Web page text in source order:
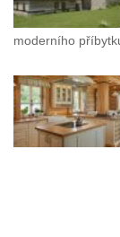
moderního